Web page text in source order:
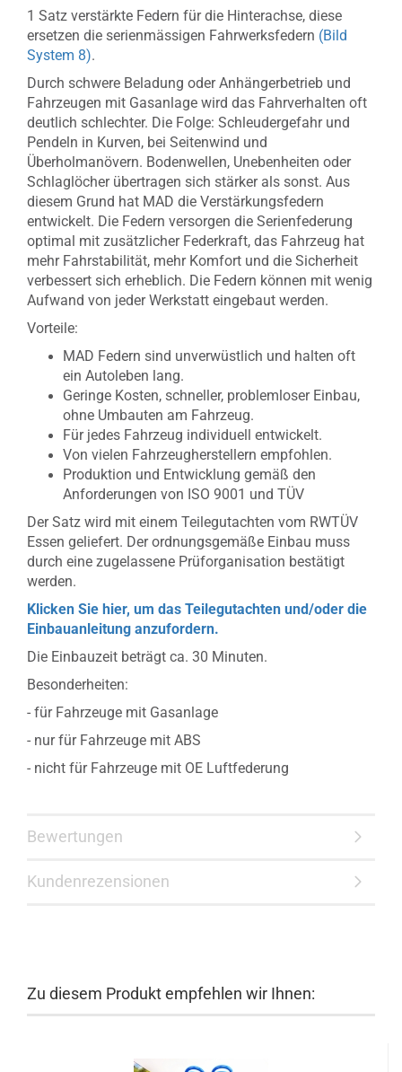
1 Satz verstärkte Federn für die Hinterachse, diese
ersetzen die serienmässigen Fahrwerksfedern (Bild
System 8).
Durch schwere Beladung oder Anhängerbetrieb und
Fahrzeugen mit Gasanlage wird das Fahrverhalten oft
deutlich schlechter. Die Folge: Schleudergefahr und
Pendeln in Kurven, bei Seitenwind und
Überholmanövern. Bodenwellen, Unebenheiten oder
Schlaglöcher übertragen sich stärker als sonst. Aus
diesem Grund hat MAD die Verstärkungsfedern
entwickelt. Die Federn versorgen die Serienfederung
optimal mit zusätzlicher Federkraft, das Fahrzeug hat
mehr Fahrstabilität, mehr Komfort und die Sicherheit
verbessert sich erheblich. Die Federn können mit wenig
Aufwand von jeder Werkstatt eingebaut werden.
Vorteile:
MAD Federn sind unverwüstlich und halten oft
ein Autoleben lang.
Geringe Kosten, schneller, problemloser Einbau,
ohne Umbauten am Fahrzeug.
Für jedes Fahrzeug individuell entwickelt.
Von vielen Fahrzeugherstellern empfohlen.
Produktion und Entwicklung gemäß den
Anforderungen von ISO 9001 und TÜV
Der Satz wird mit einem Teilegutachten vom RWTÜV
Essen geliefert. Der ordnungsgemäße Einbau muss
durch eine zugelassene Prüforganisation bestätigt
werden.
Klicken Sie hier, um das Teilegutachten und/oder die
Einbauanleitung anzufordern.
Die Einbauzeit beträgt ca. 30 Minuten.
Besonderheiten:
- für Fahrzeuge mit Gasanlage
- nur für Fahrzeuge mit ABS
- nicht für Fahrzeuge mit OE Luftfederung
Bewertungen
Kundenrezensionen
Zu diesem Produkt empfehlen wir Ihnen: